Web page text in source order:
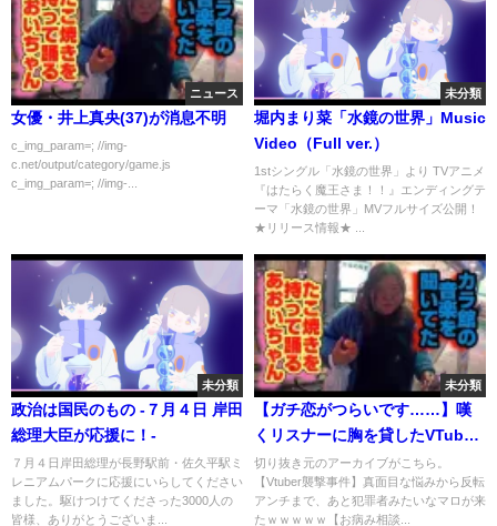
ニュース
女優・井上真央(37)が消息不明
c_img_param=; //img-
c.net/output/category/game.js
c_img_param=; //img-...
未分類
堀内まり菜「水鏡の世界」Music
Video（Full ver.）
1stシングル「水鏡の世界」より TVアニメ
『はたらく魔王さま！！』エンディングテ
ーマ「水鏡の世界」MVフルサイズ公開！
★リリース情報★ ...
未分類
政治は国民のもの -７月４日 岸田
総理大臣が応援に！-
７月４日岸田総理が長野駅前・佐久平駅ミ
レニアムパークに応援にいらしてください
ました。駆けつけてくださった3000人の
皆様、ありがとうございま...
未分類
【ガチ恋がつらいです……】嘆
くリスナーに胸を貸したVTuber
からの回答がこちら【#かなえ先
生切り抜き 】
切り抜き元のアーカイブがこちら。
【Vtuber襲撃事件】真面目な悩みから反転
アンチまで、あと犯罪者みたいなマロが来
たｗｗｗｗｗ【お病み相談...